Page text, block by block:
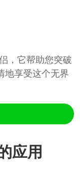
，它帮助您突破
地享受这个无界
应用